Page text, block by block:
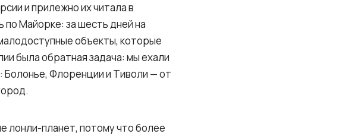
и прилежно их читала в
Майорке: за шесть дней на
объекты, которые
была обратная задача: мы ехали
Болонье, Флоренции и Тиволи — от
лонли-планет, потому что более